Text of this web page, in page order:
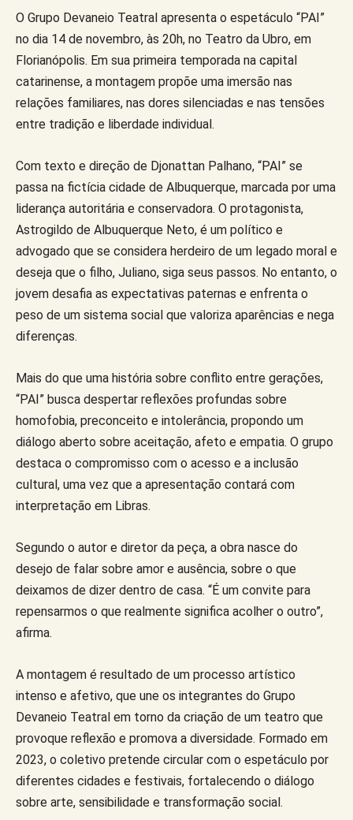
O Grupo Devaneio Teatral apresenta o espetáculo “PAI”
no dia 14 de novembro, às 20h, no Teatro da Ubro, em
Florianópolis. Em sua primeira temporada na capital
catarinense, a montagem propõe uma imersão nas
relações familiares, nas dores silenciadas e nas tensões
entre tradição e liberdade individual.
Com texto e direção de Djonattan Palhano, “PAI” se
passa na fictícia cidade de Albuquerque, marcada por uma
liderança autoritária e conservadora. O protagonista,
Astrogildo de Albuquerque Neto, é um político e
advogado que se considera herdeiro de um legado moral e
deseja que o filho, Juliano, siga seus passos. No entanto, o
jovem desafia as expectativas paternas e enfrenta o
peso de um sistema social que valoriza aparências e nega
diferenças.
Mais do que uma história sobre conflito entre gerações,
“PAI” busca despertar reflexões profundas sobre
homofobia, preconceito e intolerância, propondo um
diálogo aberto sobre aceitação, afeto e empatia. O grupo
destaca o compromisso com o acesso e a inclusão
cultural, uma vez que a apresentação contará com
interpretação em Libras.
Segundo o autor e diretor da peça, a obra nasce do
desejo de falar sobre amor e ausência, sobre o que
deixamos de dizer dentro de casa. “É um convite para
repensarmos o que realmente significa acolher o outro”,
afirma.
A montagem é resultado de um processo artístico
intenso e afetivo, que une os integrantes do Grupo
Devaneio Teatral em torno da criação de um teatro que
provoque reflexão e promova a diversidade. Formado em
2023, o coletivo pretende circular com o espetáculo por
diferentes cidades e festivais, fortalecendo o diálogo
sobre arte, sensibilidade e transformação social.